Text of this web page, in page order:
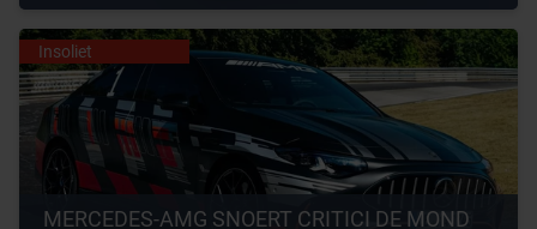
Insoliet
MERCEDES-AMG SNOERT CRITICI DE MOND